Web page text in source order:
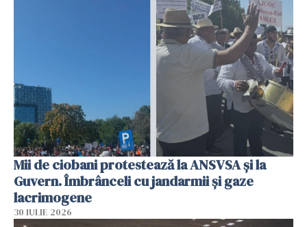
Mii de ciobani protestează la ANSVSA și la
Guvern. Îmbrânceli cu jandarmii și gaze
lacrimogene
30 IULIE 2026